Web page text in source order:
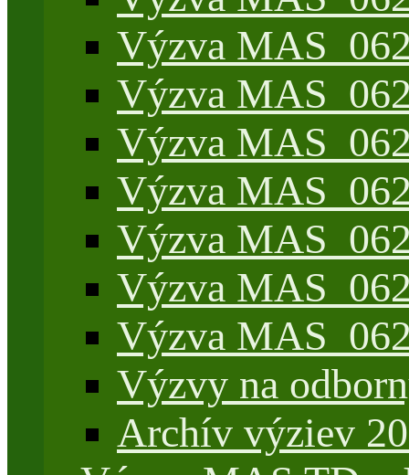
Výzva
Výzva
Výzva
Výzva
Výzva
Výzva
Výzva
Výzvy na
Archív výziev